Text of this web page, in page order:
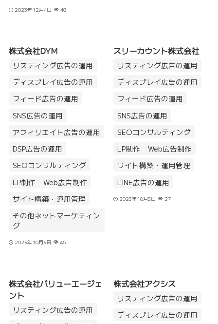
2023年12月4日 48
株式会社DYM
リスティング広告の運用
ディスプレイ広告の運用
フィード広告の運用
SNS広告の運用
アフィリエイト広告の運用
DSP広告の運用
SEOコンサルティング
LP制作
Web広告制作
サイト構築・運用管理
その他ネットマーケティン
グ
2023年10月3日 46
スリーカウント株式会社
リスティング広告の運用
ディスプレイ広告の運用
フィード広告の運用
SNS広告の運用
SEOコンサルティング
LP制作
Web広告制作
サイト構築・運用管理
LINE広告の運用
2023年10月3日 27
株式会社バリューエージェ
ント
リスティング広告の運用
株式会社アクシス
リスティング広告の運用
ディスプレイ広告の運用